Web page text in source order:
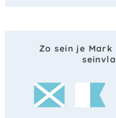
Zo sein je